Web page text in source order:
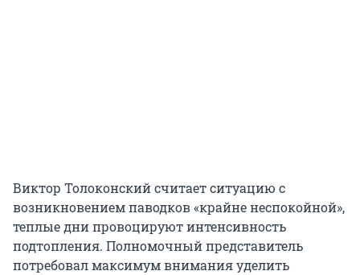
Виктор Толоконский считает ситуацию с
возникновением паводков «крайне неспокойной»,
теплые дни провоцируют интенсивность
подтопления. Полномочный представитель
потребовал максимум внимания уделить